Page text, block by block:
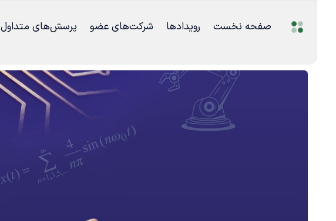
صفحه نخست رویدادها شرکت‌های عضو پرسش‌‌های متداول